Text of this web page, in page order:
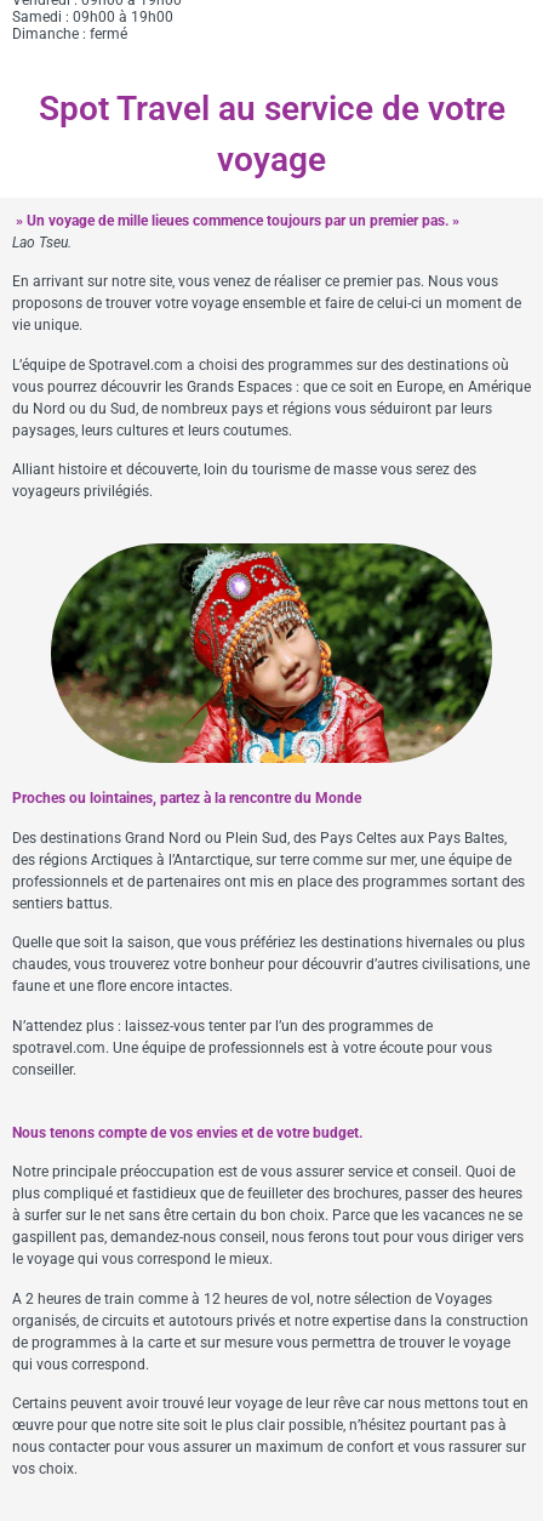
Samedi : 09h00 à 19h00
Dimanche : fermé
Spot Travel au service de votre
voyage
» Un voyage de mille lieues commence toujours par un premier pas. »
Lao Tseu.
En arrivant sur notre site, vous venez de réaliser ce premier pas. Nous vous
proposons de trouver votre voyage ensemble et faire de celui-ci un moment de
vie unique.
L’équipe de Spotravel.com a choisi des programmes sur des destinations où
vous pourrez découvrir les Grands Espaces : que ce soit en Europe, en Amérique
du Nord ou du Sud, de nombreux pays et régions vous séduiront par leurs
paysages, leurs cultures et leurs coutumes.
Alliant histoire et découverte, loin du tourisme de masse vous serez des
voyageurs privilégiés.
Proches ou lointaines, partez à la rencontre du Monde
Des destinations Grand Nord ou Plein Sud, des Pays Celtes aux Pays Baltes,
des régions Arctiques à l’Antarctique, sur terre comme sur mer, une équipe de
professionnels et de partenaires ont mis en place des programmes sortant des
sentiers battus.
Quelle que soit la saison, que vous préfériez les destinations hivernales ou plus
chaudes, vous trouverez votre bonheur pour découvrir d’autres civilisations, une
faune et une flore encore intactes.
N’attendez plus : laissez-vous tenter par l’un des programmes de
spotravel.com. Une équipe de professionnels est à votre écoute pour vous
conseiller.
Nous tenons compte de vos envies et de votre budget.
Notre principale préoccupation est de vous assurer service et conseil. Quoi de
plus compliqué et fastidieux que de feuilleter des brochures, passer des heures
à surfer sur le net sans être certain du bon choix. Parce que les vacances ne se
gaspillent pas, demandez-nous conseil, nous ferons tout pour vous diriger vers
le voyage qui vous correspond le mieux.
A 2 heures de train comme à 12 heures de vol, notre sélection de Voyages
organisés, de circuits et autotours privés et notre expertise dans la construction
de programmes à la carte et sur mesure vous permettra de trouver le voyage
qui vous correspond.
Certains peuvent avoir trouvé leur voyage de leur rêve car nous mettons tout en
œuvre pour que notre site soit le plus clair possible, n’hésitez pourtant pas à
nous contacter pour vous assurer un maximum de confort et vous rassurer sur
vos choix.